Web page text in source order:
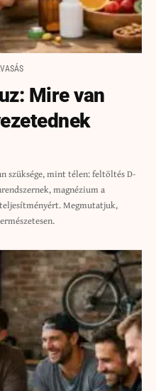
Mire van
szüksége, mint télen: feltöltés D-
magnézium a
Megmutatjuk,